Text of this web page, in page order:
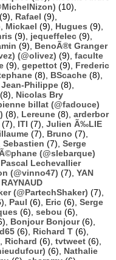
(10),
(9), Rafael (9),
Mickael (9), Hugues (9),
(9), jequeffelec (9),
(9), BenoÃ®t Granger
(@olivez) (9), faculte
(9), gepettot (9), Frederic
(8), BScache (8),
Jean-Philippe (8),
(8), Nicolas Bry
billat (@fadouce)
(8), Lereune (8), arderbor
(7), ITI (7), Julien Ã‰LIE
(7), Bruno (7),
Sebastien (7), Serge
(@slebarque)
Pascal Lechevallier
(@vinno47) (7), YAN
(@PartechShaker) (7),
Paul (6), Eric (6), Serge
(6), sebou (6),
Bonjour Bonjour(6),
(6), Richard T (6),
Richard (6), tvtweet (6),
(6), Nathalie